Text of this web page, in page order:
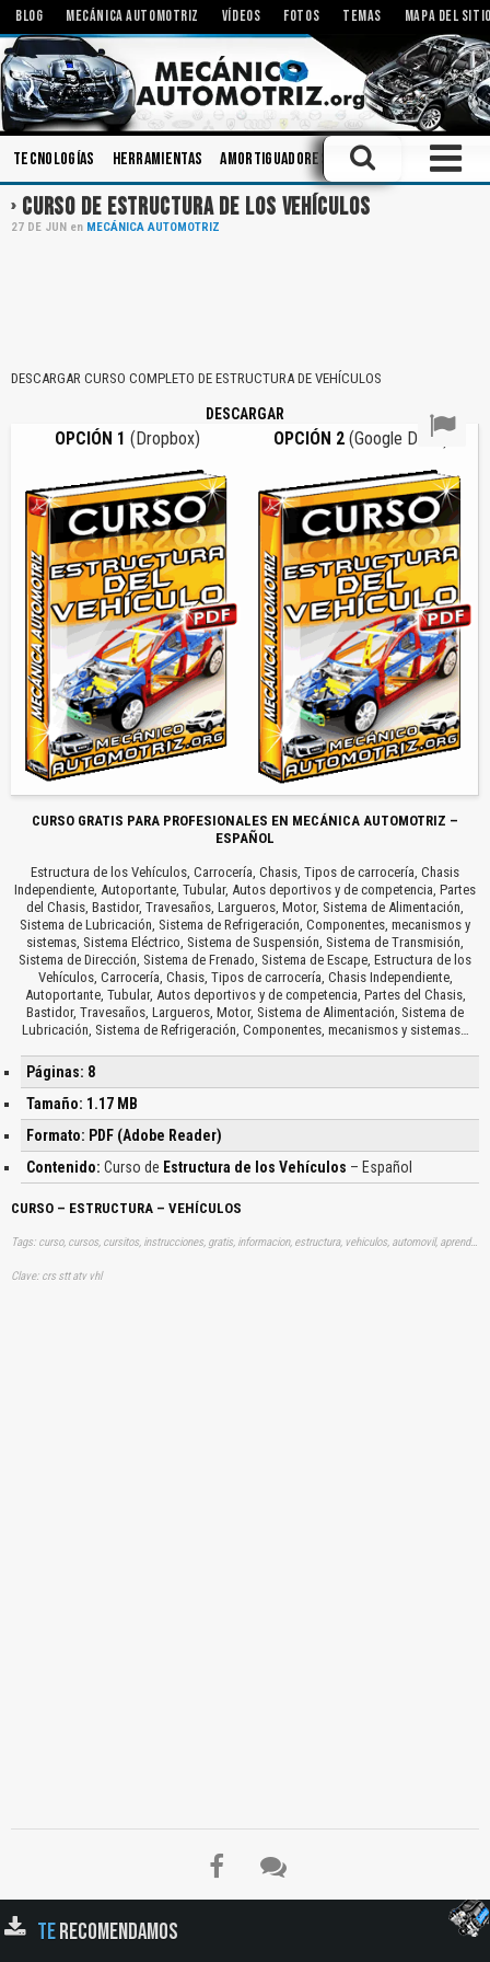
BLOG MECÁNICA AUTOMOTRIZ VÍDEOS FOTOS TEMAS MAPA DEL
Tecnologías Herramientas Amortiguadores Ingeniería Bombas
CURSO DE ESTRUCTURA DE LOS VEHÍCULOS
27 DE JUN en MECÁNICA AUTOMOTRIZ
DESCARGAR CURSO COMPLETO DE ESTRUCTURA DE VEHÍCULOS
DESCARGAR
OPCIÓN 1 (Dropbox) OPCIÓN 2 (Google Drive)
CURSO GRATIS PARA PROFESIONALES EN MECÁNICA AUTOMOTRIZ –
ESPAÑOL
Estructura de los Vehículos, Carrocería, Chasis, Tipos de carrocería, Chasis
Independiente, Autoportante, Tubular, Autos deportivos y de competencia, Partes
del Chasis, Bastidor, Travesaños, Largueros, Motor, Sistema de Alimentación,
Sistema de Lubricación, Sistema de Refrigeración, Componentes, mecanismos y
sistemas, Sistema Eléctrico, Sistema de Suspensión, Sistema de Transmisión,
Sistema de Dirección, Sistema de Frenado, Sistema de Escape, Estructura de los
Vehículos, Carrocería, Chasis, Tipos de carrocería, Chasis Independiente,
Autoportante, Tubular, Autos deportivos y de competencia, Partes del Chasis,
Bastidor, Travesaños, Largueros, Motor, Sistema de Alimentación, Sistema de
Lubricación, Sistema de Refrigeración, Componentes, mecanismos y sistemas…
Páginas: 8
Tamaño: 1.17 MB
Formato: PDF (Adobe Reader)
Contenido: Curso de Estructura de los Vehículos – Español
CURSO – ESTRUCTURA – VEHÍCULOS
Tags: curso, cursos, cursitos, instrucciones, gratis, informacion, estructura, vehiculos, automovil, aprender, descargas
Clave: crs stt atv vhl
TERECOMENDAMOS